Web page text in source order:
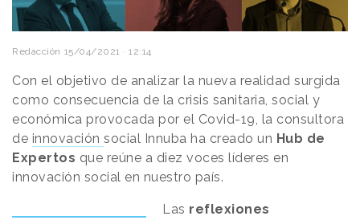
Redacción 15/04/2021 · 12:14
Con el objetivo de analizar la nueva realidad surgida
como consecuencia de la crisis sanitaria, social y
económica provocada por el Covid-19, la consultora
de innovación social Innuba ha creado un Hub de
Expertos que reúne a diez voces líderes en
innovación social en nuestro país.
Las reflexiones